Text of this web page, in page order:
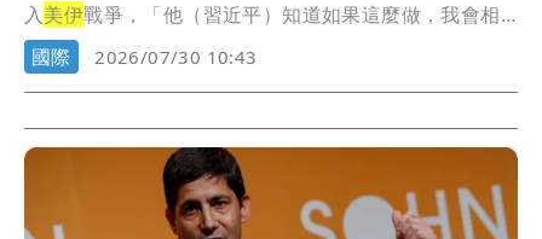
入美伊戰爭，「他（習近平）知道如果這麼做，我會相
當失...
國際 2026/07/30 10:43